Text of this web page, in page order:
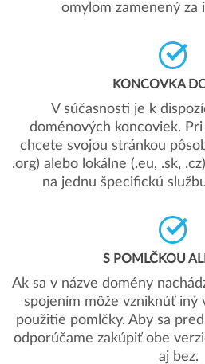
omylom zamenený za
KONCOVKA
V súčasnosti je k
doménových koncoviek.
chcete svojou stránkou
.org) alebo lokálne (.eu, .sk,
na jednu špecifickú
S POMLČKOU
Ak sa v názve domény
spojením môže vzniknúť iný
použitie pomlčky. Aby sa
odporúčame zakúpiť obe
aj bez.